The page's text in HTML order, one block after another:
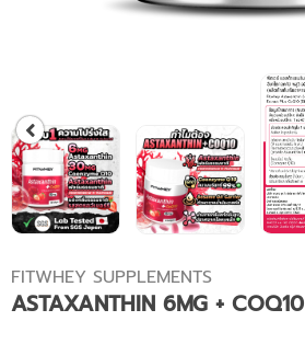
FITWHEY SUPPLEMENTS
ASTAXANTHIN 6MG + COQ10